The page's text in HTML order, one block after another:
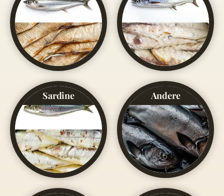
Sardine Andere